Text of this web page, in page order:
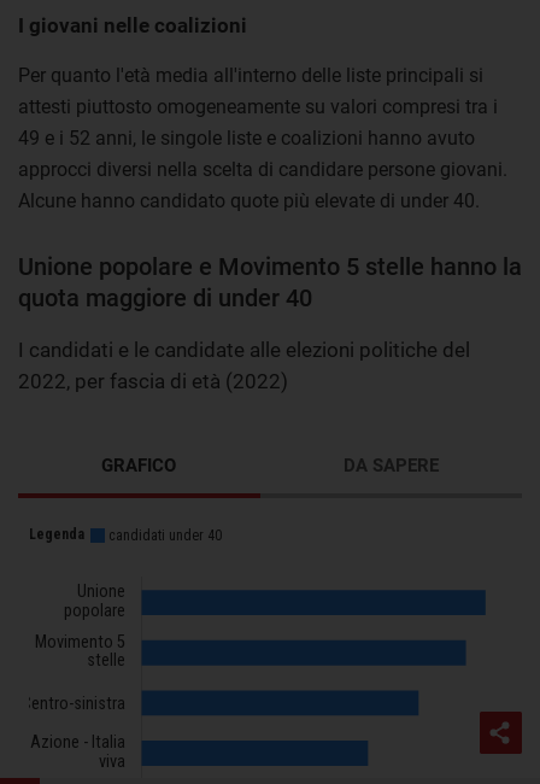
I giovani nelle coalizioni
Per quanto l'età media all'interno delle liste principali si
attesti piuttosto omogeneamente su valori compresi tra i
49 e i 52 anni, le singole liste e coalizioni hanno avuto
approcci diversi nella scelta di candidare persone giovani.
Alcune hanno candidato quote più elevate di under 40.
Unione popolare e Movimento 5 stelle hanno la
quota maggiore di under 40
I candidati e le candidate alle elezioni politiche del
2022, per fascia di età (2022)
GRAFICO DA SAPERE